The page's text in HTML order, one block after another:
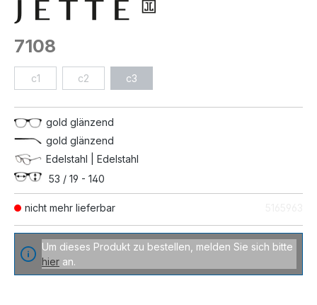
nicht mehr lieferbar
7108
c1 c2 c3
gold glänzend
gold glänzend
Edelstahl | Edelstahl
53 / 19 - 140
Um dieses Produkt zu bestellen, melden Sie sich bitte
hier an.